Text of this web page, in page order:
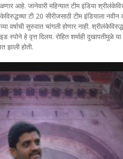
आहे. जानेवारी महिन्यात टीम इंडिया
टी 20 सीरीजसाठी टीम इंडियाला
वर्षाची सुरुवात चांगली होणार नाही.
स्पोने हे वृत्त दिलय. रोहित शर्माही दुखापतीमुळे
झाली होती.